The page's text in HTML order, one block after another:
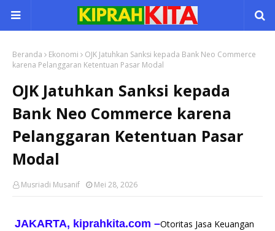
Beranda Ekonomi
OJK Jatuhkan Sanksi kepada Bank Neo Commerce
karena Pelanggaran Ketentuan Pasar Modal
OJK Jatuhkan Sanksi kepada
Bank Neo Commerce karena
Pelanggaran Ketentuan Pasar
Modal
Musriadi Musanif Mei 28, 2026
JAKARTA, kiprahkita.com –Otoritas Jasa Keuangan